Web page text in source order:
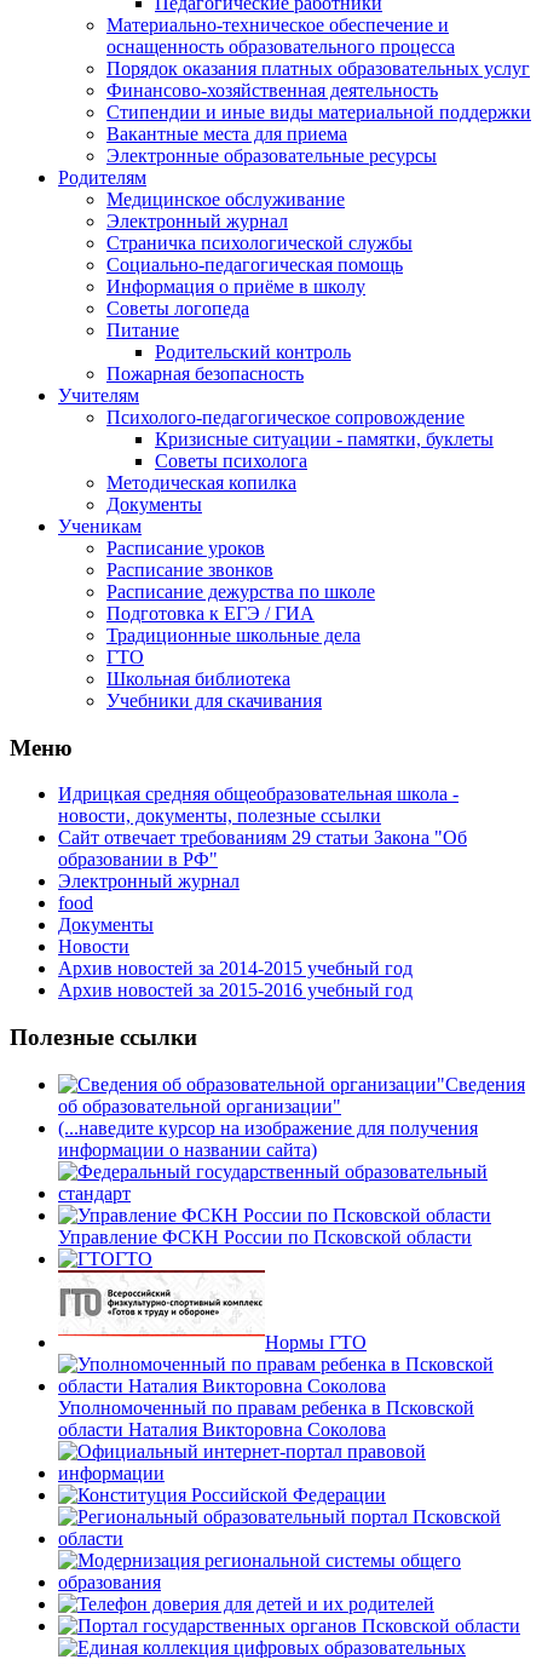
Материально-техническое обеспечение и
оснащенность образовательного процесса
Порядок оказания платных образовательных услуг
Финансово-хозяйственная деятельность
Стипендии и иные виды материальной поддержки
Вакантные места для приема
Электронные образовательные ресурсы
Родителям
Медицинское обслуживание
Электронный журнал
Страничка психологической службы
Социально-педагогическая помощь
Информация о приёме в школу
Советы логопеда
Питание
Родительский контроль
Пожарная безопасность
Учителям
Психолого-педагогическое сопровождение
Кризисные ситуации - памятки, буклеты
Советы психолога
Методическая копилка
Документы
Ученикам
Расписание уроков
Расписание звонков
Расписание дежурства по школе
Подготовка к ЕГЭ / ГИА
Традиционные школьные дела
ГТО
Школьная библиотека
Учебники для скачивания
Мeню
Идрицкая средняя общеобразовательная школа -
новости, документы, полезные ссылки
Сайт отвечает требованиям 29 cтатьи Закона "Об
образовании в РФ"
Электронный журнал
food
Документы
Новости
Архив новостей за 2014-2015 учебный год
Архив новостей за 2015-2016 учебный год
Полезные ссылки
Сведения
об образовательной организации"
(...наведите курсор на изображение для получения
информации о названии сайта)
Управление ФСКН России по Псковской области
ГТО
Нормы ГТО
Уполномоченный по правам ребенка в Псковской
области Наталия Викторовна Соколова